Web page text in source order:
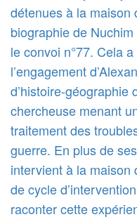
détenues à la maison
biographie de
le convoi n°77. Cela
l’engagement
d’histoire-géographie
chercheuse menant
traitement des
guerre. En plus de
intervient à la maison
de cycle
raconter cette